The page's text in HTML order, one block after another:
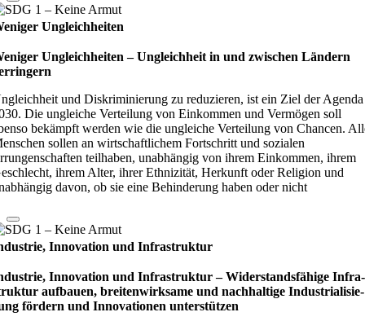
Ungleichheiten
Ungleichheiten – Ungleich­heit in und zwi­schen Län­dern
und Diskriminierung zu reduzieren, ist ein Ziel der Agenda
Die ungleiche Verteilung von Einkommen und Vermögen soll
bekämpft werden wie die ungleiche Verteilung von Chancen.
sollen an wirtschaftlichem Fortschritt und sozialen
teilhaben, unabhängig von ihrem Einkommen, ihrem
ihrem Alter, ihrer Ethnizität, Herkunft oder Religion und
davon, ob sie eine Behinderung haben oder nicht
Innovation und Infrastruktur
Innovation und Infrastruktur – Wider­stands­fä­hige Infra­
auf­bauen, brei­ten­wirk­same und nach­hal­tige Indu­stri­ali­sie­
för­dern und Inno­vati­o­nen unter­stüt­zen